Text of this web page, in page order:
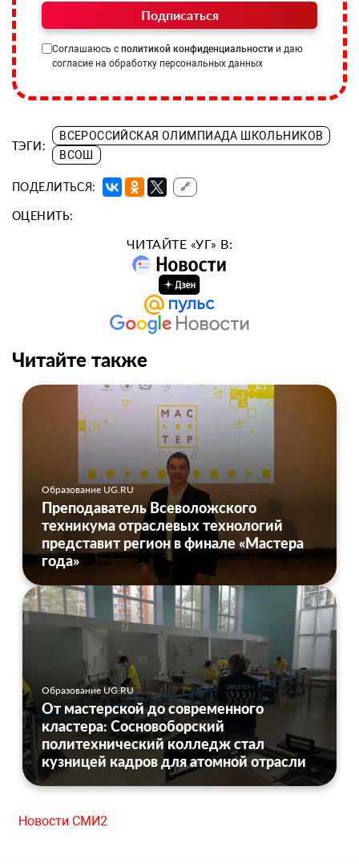
Подписаться
Соглашаюсь с политикой конфиденциальности и даю
согласие на обработку персональных данных
ТЭГИ:
ВСЕРОССИЙСКАЯ ОЛИМПИАДА ШКОЛЬНИКОВ
ВСОШ
ПОДЕЛИТЬСЯ: 🔗
ОЦЕНИТЬ:
ЧИТАЙТЕ «УГ» В:
Читайте также
Образование UG.RU
Преподаватель Всеволожского
техникума отраслевых технологий
представит регион в финале «Мастера
года»
Образование UG.RU
От мастерской до современного
кластера: Сосновоборский
политехнический колледж стал
кузницей кадров для атомной отрасли
Новости СМИ2